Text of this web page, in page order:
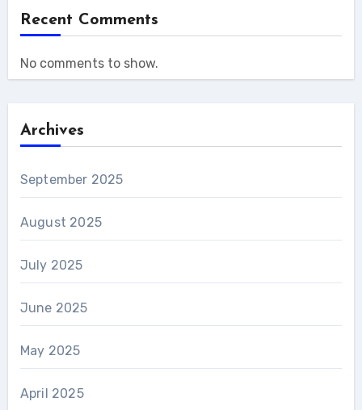
Recent Comments
No comments to show.
Archives
September 2025
August 2025
July 2025
June 2025
May 2025
April 2025